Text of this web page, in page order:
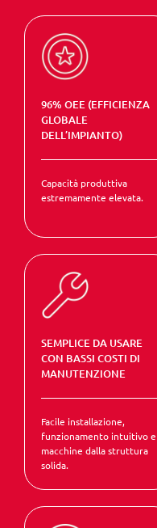
96% OEE (EFFICIENZA
GLOBALE
DELL’IMPIANTO)
Capacità produttiva
estremamente elevata.
SEMPLICE DA USARE
CON BASSI COSTI DI
MANUTENZIONE
Facile installazione,
funzionamento intuitivo e
macchine dalla struttura
solida.